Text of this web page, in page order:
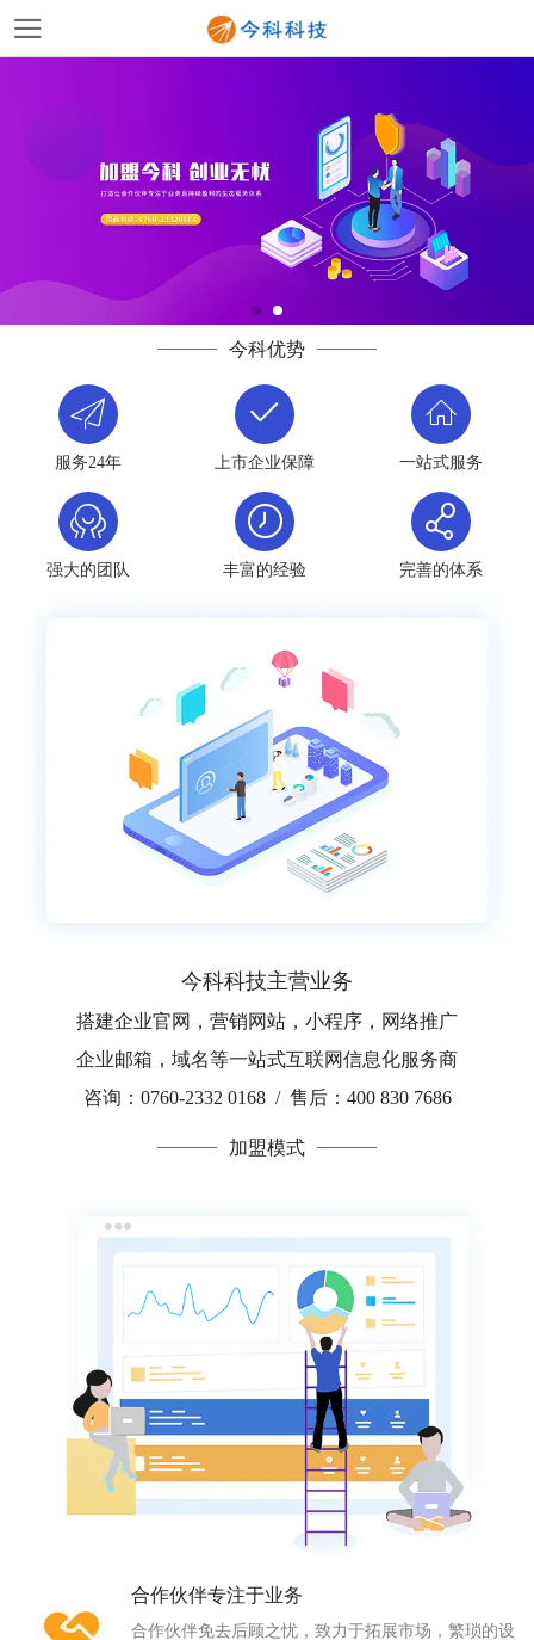
今科优势
服务24年 上市企业保障 一站式服务
强大的团队 丰富的经验 完善的体系
今科科技主营业务
搭建企业官网，营销网站，小程序，网络推广
企业邮箱，域名等一站式互联网信息化服务商
咨询：0760-2332 0168 / 售后：400 830 7686
加盟模式
合作伙伴专注于业务
合作伙伴免去后顾之忧，致力于拓展市场，繁琐的设